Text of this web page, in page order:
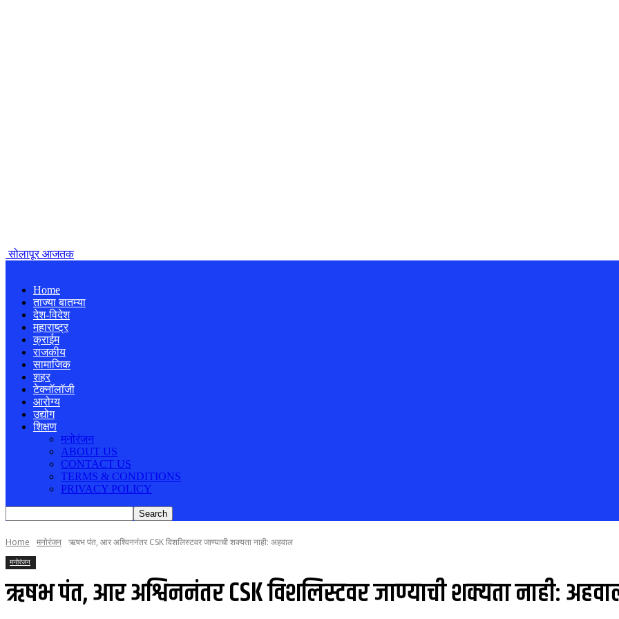
सोलापूर आजतक
Home
ताज्या बातम्या
देश-विदेश
महाराष्ट्र
क्राईम
राजकीय
सामाजिक
शहर
टेक्नॉलॉजी
आरोग्य
उद्योग
शिक्षण
मनोरंजन
ABOUT US
CONTACT US
TERMS & CONDITIONS
PRIVACY POLICY
Home मनोरंजन ऋषभ पंत, आर अश्विननंतर CSK विशलिस्टवर जाण्याची शक्यता नाही: अहवाल
मनोरंजन
ऋषभ पंत, आर अश्विननंतर CSK विशलिस्टवर जाण्याची शक्यता नाही: